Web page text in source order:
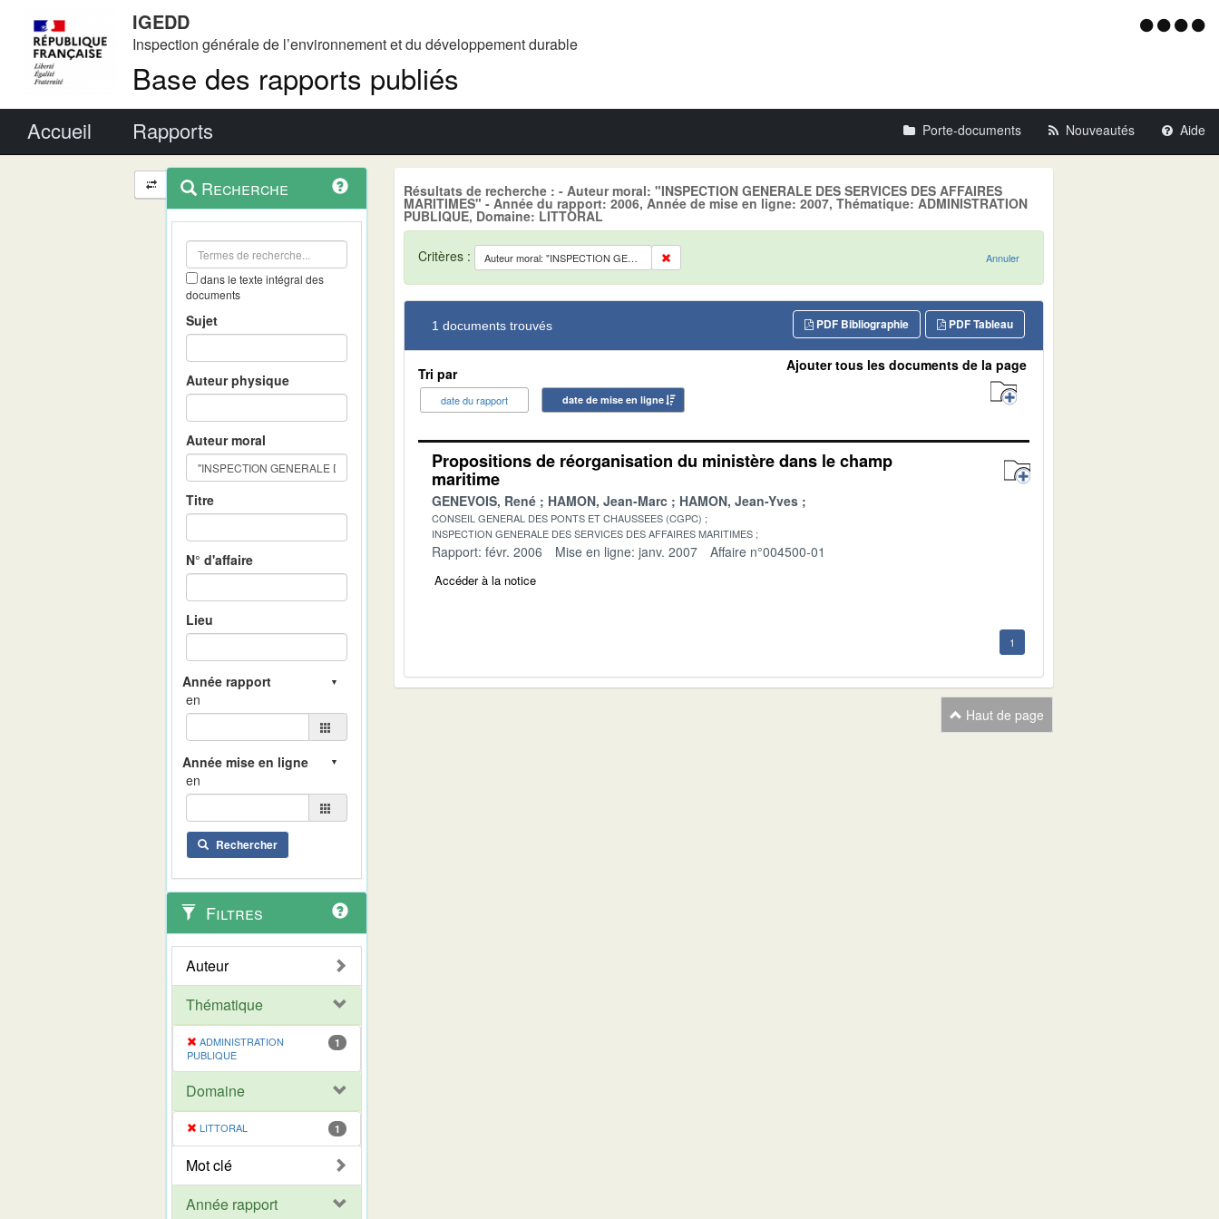
IGEDD
Inspection générale de l’environnement et du développement durable
Base des rapports publiés
Menu
Accueil Rapports Porte-documents Nouveautés Aide
Navigation
et
outils
contextuel
Recherche
dans le texte intégral des
documents
Sujet
Auteur physique
Auteur moral
Titre
N° d'affaire
Lieu
en
en
Rechercher
Filtres
Auteur
Thématique
ADMINISTRATION
PUBLIQUE
1
Domaine
LITTORAL 1
Mot clé
Année rapport
Résultats de recherche : - Auteur moral: "INSPECTION GENERALE DES SERVICES DES AFFAIRES
MARITIMES" - Année du rapport: 2006, Année de mise en ligne: 2007, Thématique: ADMINISTRATION
PUBLIQUE, Domaine: LITTORAL
Critères : Auteur moral: "INSPECTION GENERALE DES SERVICES DES AFFAIRES MARITIMES" Annuler
1 documents trouvés PDF Tableau
PDF Bibliographie
Tri par
date du rapport date de mise en ligne
Ajouter tous les documents de la page
Propositions de réorganisation du ministère dans le champ
maritime
GENEVOIS, René HAMON, Jean-Marc HAMON, Jean-Yves
CONSEIL GENERAL DES PONTS ET CHAUSSEES (CGPC)
INSPECTION GENERALE DES SERVICES DES AFFAIRES MARITIMES
Rapport: févr. 2006 Mise en ligne: janv. 2007 Affaire n°004500-01
Accéder à la notice
1
Haut de page